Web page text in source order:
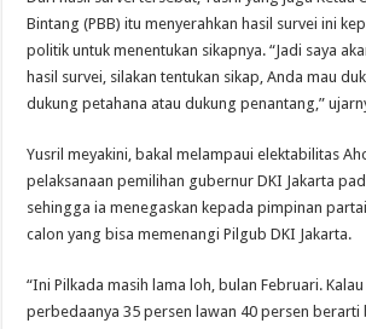
Bintang (PBB) itu menyerahkan hasil survei ini
politik untuk menentukan sikapnya. “Jadi saya
hasil survei, silakan tentukan sikap, Anda mau
dukung petahana atau dukung penantang,”
Yusril meyakini, bakal melampaui elektabilitas
pelaksanaan pemilihan gubernur DKI Jakarta
sehingga ia menegaskan kepada pimpinan
calon yang bisa memenangi Pilgub DKI Jakarta.
“Ini Pilkada masih lama loh, bulan Februari.
perbedaanya 35 persen lawan 40 persen berarti